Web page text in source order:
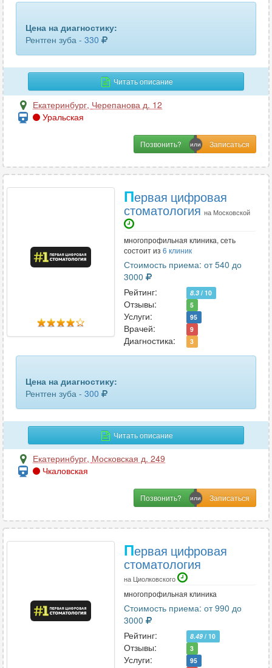
Цена на диагностику:
Рентген зуба - 330
Читать описание
Екатеринбург, Черепанова д. 12
Уральская
Позвонить?
Первая цифровая
стоматология на Московской
многопрофильная клиника, сеть
состоит из 6 клиник
Стоимость приема: от 540 до
3000
Рейтинг:
8.3 / 10
Отзывы: 5
Услуги: 95
Врачей: 9
Диагностика: 3
Цена на диагностику:
Рентген зуба - 300
Читать описание
Екатеринбург, Московская д. 249
Чкаловская
Позвонить?
Первая цифровая
стоматология
на Циолковского
многопрофильная клиника
Стоимость приема: от 990 до
3000
Рейтинг:
8.49 / 10
Отзывы: 3
Услуги: 95